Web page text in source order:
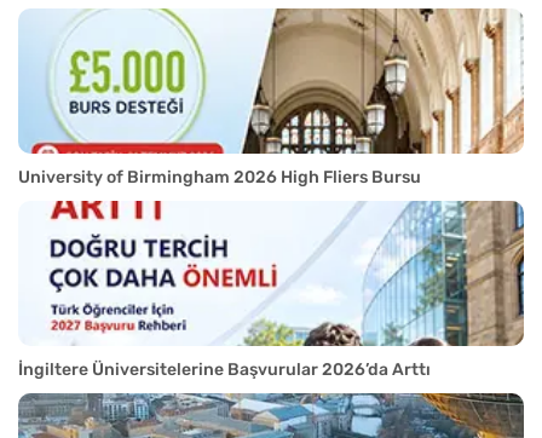
University of Birmingham 2026 High Fliers Bursu
İngiltere Üniversitelerine Başvurular 2026’da Arttı